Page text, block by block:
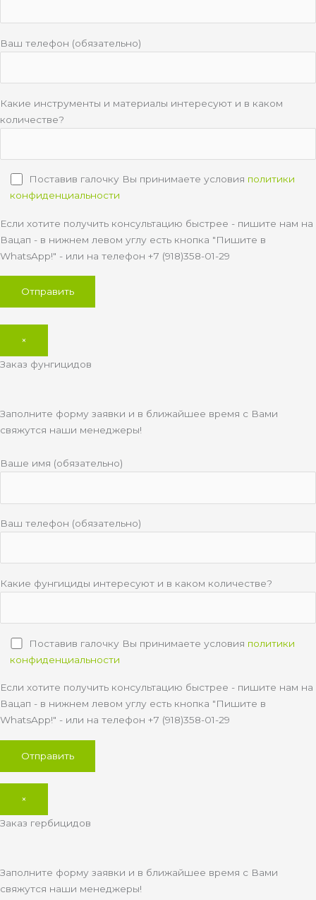
Ваш телефон (обязательно)
Какие инструменты и материалы интересуют и в каком
количестве?
Поставив галочку Вы принимаете условия политики
конфиденциальности
Если хотите получить консультацию быстрее - пишите нам на
Вацап - в нижнем левом углу есть кнопка "Пишите в
WhatsApp!" - или на телефон +7 (918)358-01-29
×
Заказ фунгицидов
Заполните форму заявки и в ближайшее время с Вами
свяжутся наши менеджеры!
Ваше имя (обязательно)
Ваш телефон (обязательно)
Какие фунгициды интересуют и в каком количестве?
Поставив галочку Вы принимаете условия политики
конфиденциальности
Если хотите получить консультацию быстрее - пишите нам на
Вацап - в нижнем левом углу есть кнопка "Пишите в
WhatsApp!" - или на телефон +7 (918)358-01-29
×
Заказ гербицидов
Заполните форму заявки и в ближайшее время с Вами
свяжутся наши менеджеры!